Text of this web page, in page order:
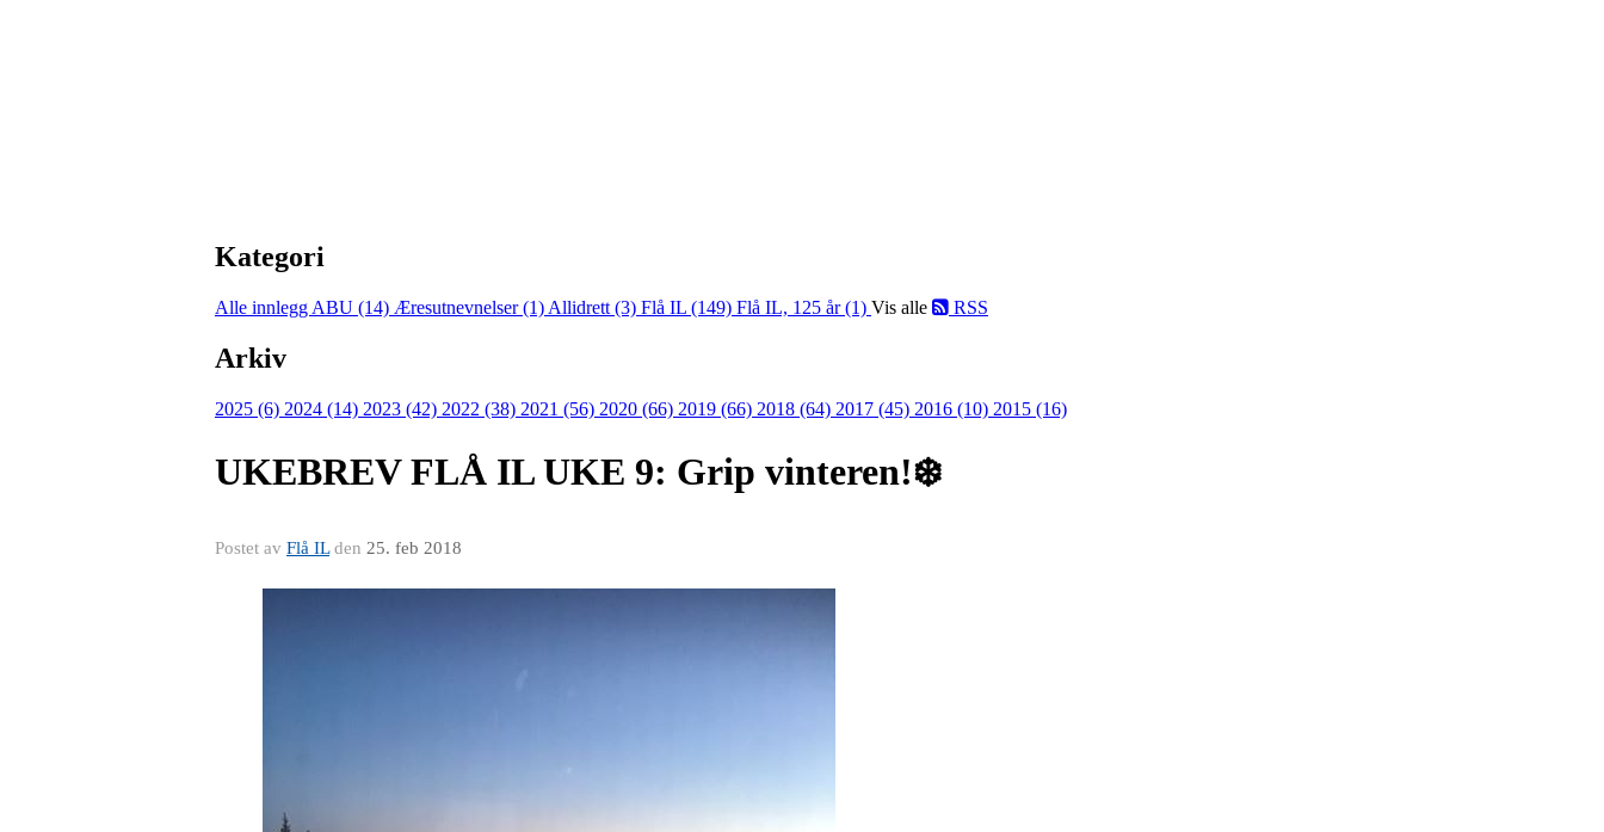
Kategori
Alle innlegg ABU (14) Æresutnevnelser (1) Allidrett (3) Flå IL (149) Flå IL, 125 år (1) Vis alle RSS
Arkiv
2025 (6) 2024 (14) 2023 (42) 2022 (38) 2021 (56) 2020 (66) 2019 (66) 2018 (64) 2017 (45) 2016 (10) 2015 (16)
UKEBREV FLÅ IL UKE 9: Grip vinteren!❄️
Postet av Flå ILden 25. feb 2018